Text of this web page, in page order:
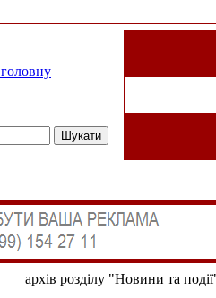
архів розділу "Новини та